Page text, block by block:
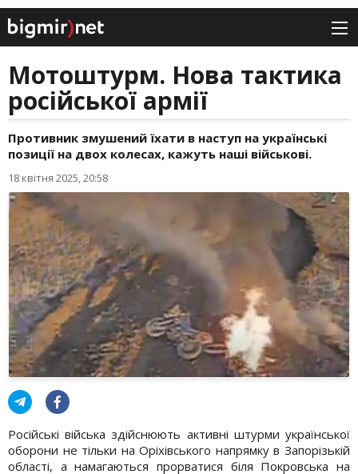
Мотоштурм. Нова тактика
російської армії
Противник змушений їхати в наступ на українські
позиції на двох колесах, кажуть наші військові.
18 квітня 2025, 20:58
Російські війська здійснюють активні штурми української
оборони не тільки на Оріхівського напрямку в Запорізькій
області, а намагаються прорватися біля Покровська на